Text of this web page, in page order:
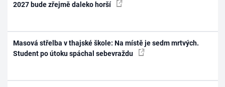
2027 bude zřejmě daleko horší
Masová střelba v thajské škole: Na místě je sedm mrtvých.
Student po útoku spáchal sebevraždu